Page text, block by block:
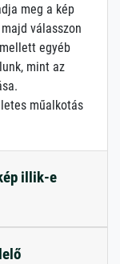
meg a kép
válasszon
egyéb
mint az
műalkotás
illik-e